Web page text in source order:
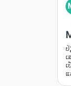
ປ່
ເ
ເ
ແ